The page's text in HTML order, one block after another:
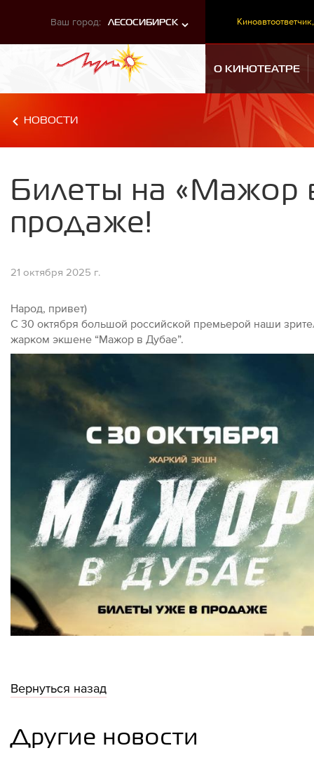
Ваш город: ЛЕСОСИБИРСК Киноавтоответчик,
О КИНОТЕАТРЕ
НОВОСТИ
Билеты на «Мажор
продаже!
21 октября 2025 г.
Народ, привет)
С 30 октября большой российской премьерой наши
жарком экшене “Мажор в Дубае”.
Вернуться назад
Другие новости